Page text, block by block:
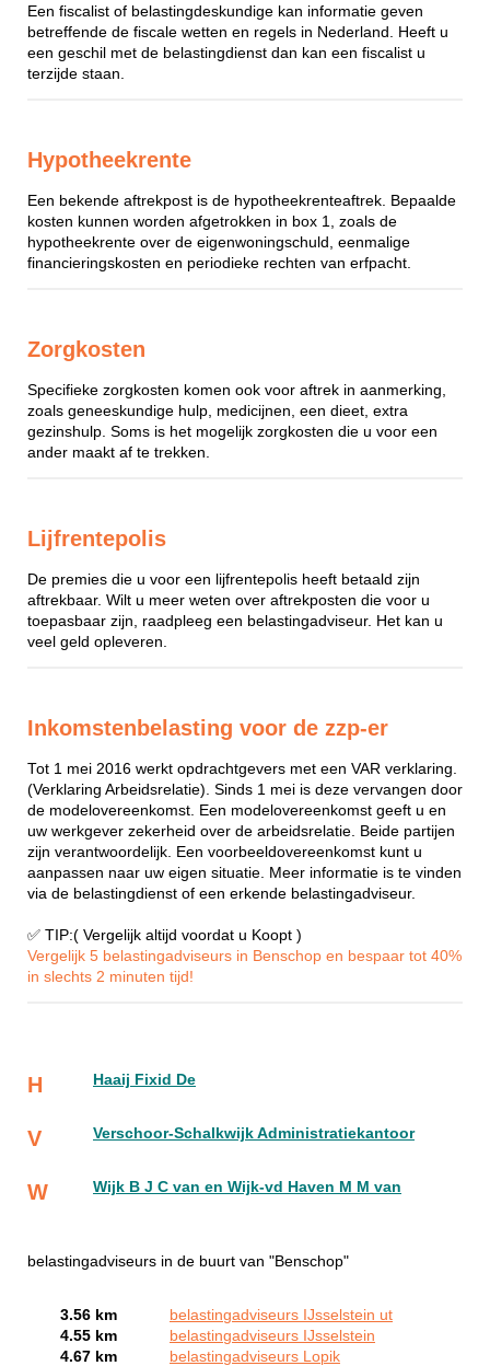
Een fiscalist of belastingdeskundige kan informatie geven
betreffende de fiscale wetten en regels in Nederland. Heeft u
een geschil met de belastingdienst dan kan een fiscalist u
terzijde staan.
Hypotheekrente
Een bekende aftrekpost is de hypotheekrenteaftrek. Bepaalde
kosten kunnen worden afgetrokken in box 1, zoals de
hypotheekrente over de eigenwoningschuld, eenmalige
financieringskosten en periodieke rechten van erfpacht.
Zorgkosten
Specifieke zorgkosten komen ook voor aftrek in aanmerking,
zoals geneeskundige hulp, medicijnen, een dieet, extra
gezinshulp. Soms is het mogelijk zorgkosten die u voor een
ander maakt af te trekken.
Lijfrentepolis
De premies die u voor een lijfrentepolis heeft betaald zijn
aftrekbaar. Wilt u meer weten over aftrekposten die voor u
toepasbaar zijn, raadpleeg een belastingadviseur. Het kan u
veel geld opleveren.
Inkomstenbelasting voor de zzp-er
Tot 1 mei 2016 werkt opdrachtgevers met een VAR verklaring.
(Verklaring Arbeidsrelatie). Sinds 1 mei is deze vervangen door
de modelovereenkomst. Een modelovereenkomst geeft u en
uw werkgever zekerheid over de arbeidsrelatie. Beide partijen
zijn verantwoordelijk. Een voorbeeldovereenkomst kunt u
aanpassen naar uw eigen situatie. Meer informatie is te vinden
via de belastingdienst of een erkende belastingadviseur.
✅ TIP:( Vergelijk altijd voordat u Koopt )
Vergelijk 5 belastingadviseurs in Benschop en bespaar tot 40%
in slechts 2 minuten tijd!
H Haaij Fixid De
V Verschoor-Schalkwijk Administratiekantoor
W Wijk B J C van en Wijk-vd Haven M M van
belastingadviseurs in de buurt van "Benschop"
3.56 km
belastingadviseurs IJsselstein ut
4.55 km
belastingadviseurs IJsselstein
4.67 km
belastingadviseurs Lopik